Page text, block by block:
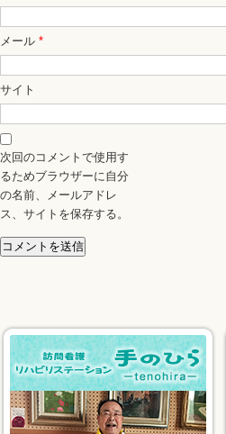
メール *
サイト
次回のコメントで使用す
るためブラウザーに自分
の名前、メールアドレ
ス、サイトを保存する。